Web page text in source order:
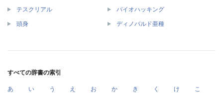
テスクリアル バイオハッキング
頭身 ディノバルド亜種
すべての辞書の索引
あ い う え お か き く け こ